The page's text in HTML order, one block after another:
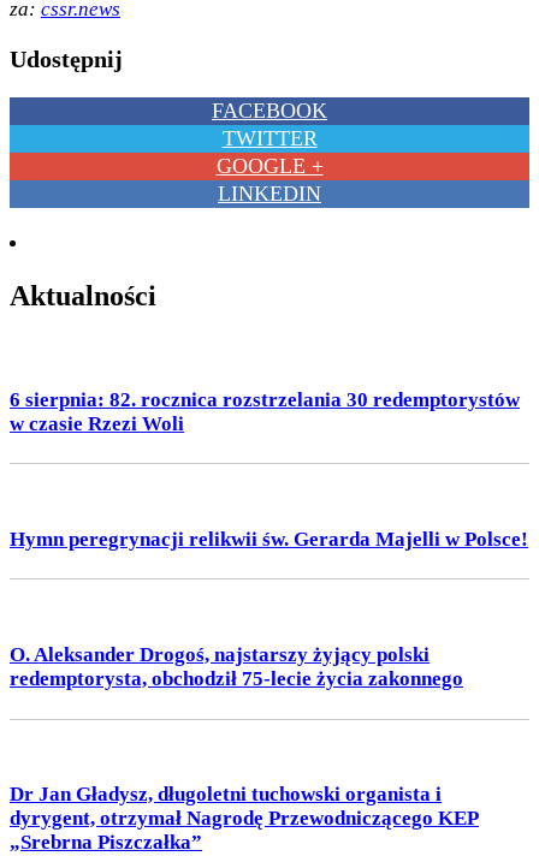
za: cssr.news
Udostępnij
FACEBOOK
TWITTER
GOOGLE +
LINKEDIN
Aktualności
6 sierpnia: 82. rocznica rozstrzelania 30 redemptorystów
w czasie Rzezi Woli
Hymn peregrynacji relikwii św. Gerarda Majelli w Polsce!
O. Aleksander Drogoś, najstarszy żyjący polski
redemptorysta, obchodził 75-lecie życia zakonnego
Dr Jan Gładysz, długoletni tuchowski organista i
dyrygent, otrzymał Nagrodę Przewodniczącego KEP
„Srebrna Piszczałka”